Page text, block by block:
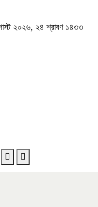
২০২৬, ২৪ শ্রাবণ ১৪৩৩